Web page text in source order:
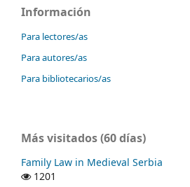
Información
Para lectores/as
Para autores/as
Para bibliotecarios/as
Más visitados (60 días)
Family Law in Medieval Serbia
1201